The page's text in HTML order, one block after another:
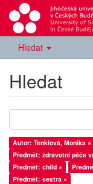
Hledat
Hledat
Autor: Tenklová, Monika ×
Předmět: zdravotní péče
Předmět: child ×
Předmět: sestra ×